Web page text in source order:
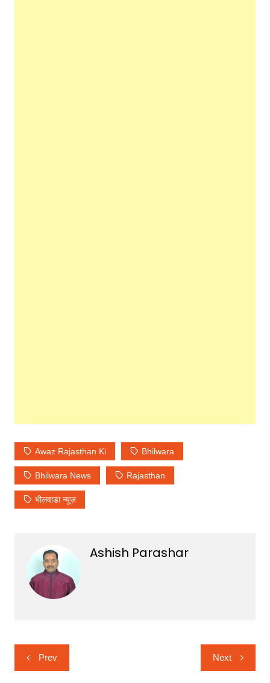
Awaz Rajasthan Ki Bhilwara
Bhilwara News Rajasthan
भीलवाडा न्यूज़
Ashish Parashar
Post
navigation
Prev Next